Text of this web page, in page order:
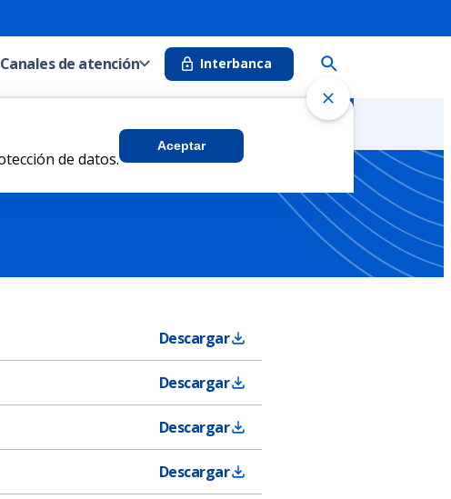
Canales de atención Interbanca
de datos.
Aceptar
Descargar
Descargar
Descargar
Descargar